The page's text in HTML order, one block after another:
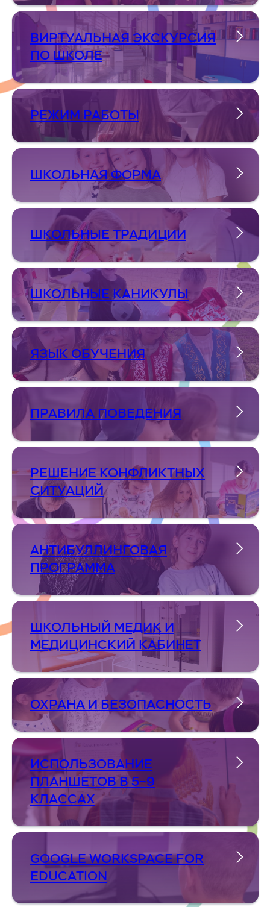
ВИРТУАЛЬНАЯ ЭКСКУРСИЯ
ПО ШКОЛЕ
РЕЖИМ РАБОТЫ
ШКОЛЬНАЯ ФОРМА
ШКОЛЬНЫЕ ТРАДИЦИИ
ШКОЛЬНЫЕ КАНИКУЛЫ
ЯЗЫК ОБУЧЕНИЯ
ПРАВИЛА ПОВЕДЕНИЯ
РЕШЕНИЕ КОНФЛИКТНЫХ
СИТУАЦИЙ
АНТИБУЛЛИНГОВАЯ
ПРОГРАММА
ШКОЛЬНЫЙ МЕДИК И
МЕДИЦИНСКИЙ КАБИНЕТ
ОХРАНА И БЕЗОПАСНОСТЬ
ИСПОЛЬЗОВАНИЕ
ПЛАНШЕТОВ В 5–9
КЛАССАХ
GOOGLE WORKSPACE FOR
EDUCATION